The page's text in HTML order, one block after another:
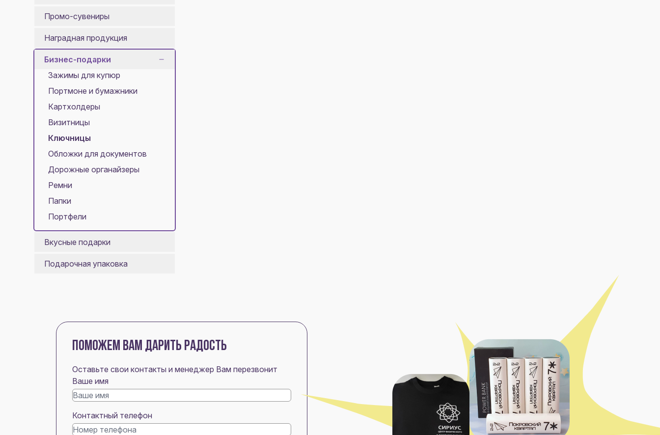
Промо-сувениры
Наградная продукция
Бизнес-подарки
Зажимы для купюр
Портмоне и бумажники
Картхолдеры
Визитницы
Ключницы
Обложки для документов
Дорожные органайзеры
Ремни
Папки
Портфели
Вкусные подарки
Подарочная упаковка
ПОМОЖЕМ ВАМ ДАРИТЬ РАДОСТЬ
Оставьте свои контакты и менеджер Вам перезвонит
Ваше имя
Контактный телефон